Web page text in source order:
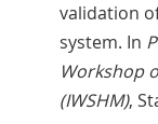
validation
system. In
Workshop
(IWSHM),